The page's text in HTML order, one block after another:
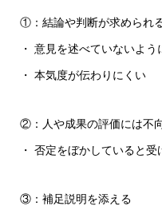
①：結論や判断が求められ
・ 意見を述べていないよう
・ 本気度が伝わりにくい
②：人や成果の評価には不
・ 否定をぼかしていると
③：補足説明を添える